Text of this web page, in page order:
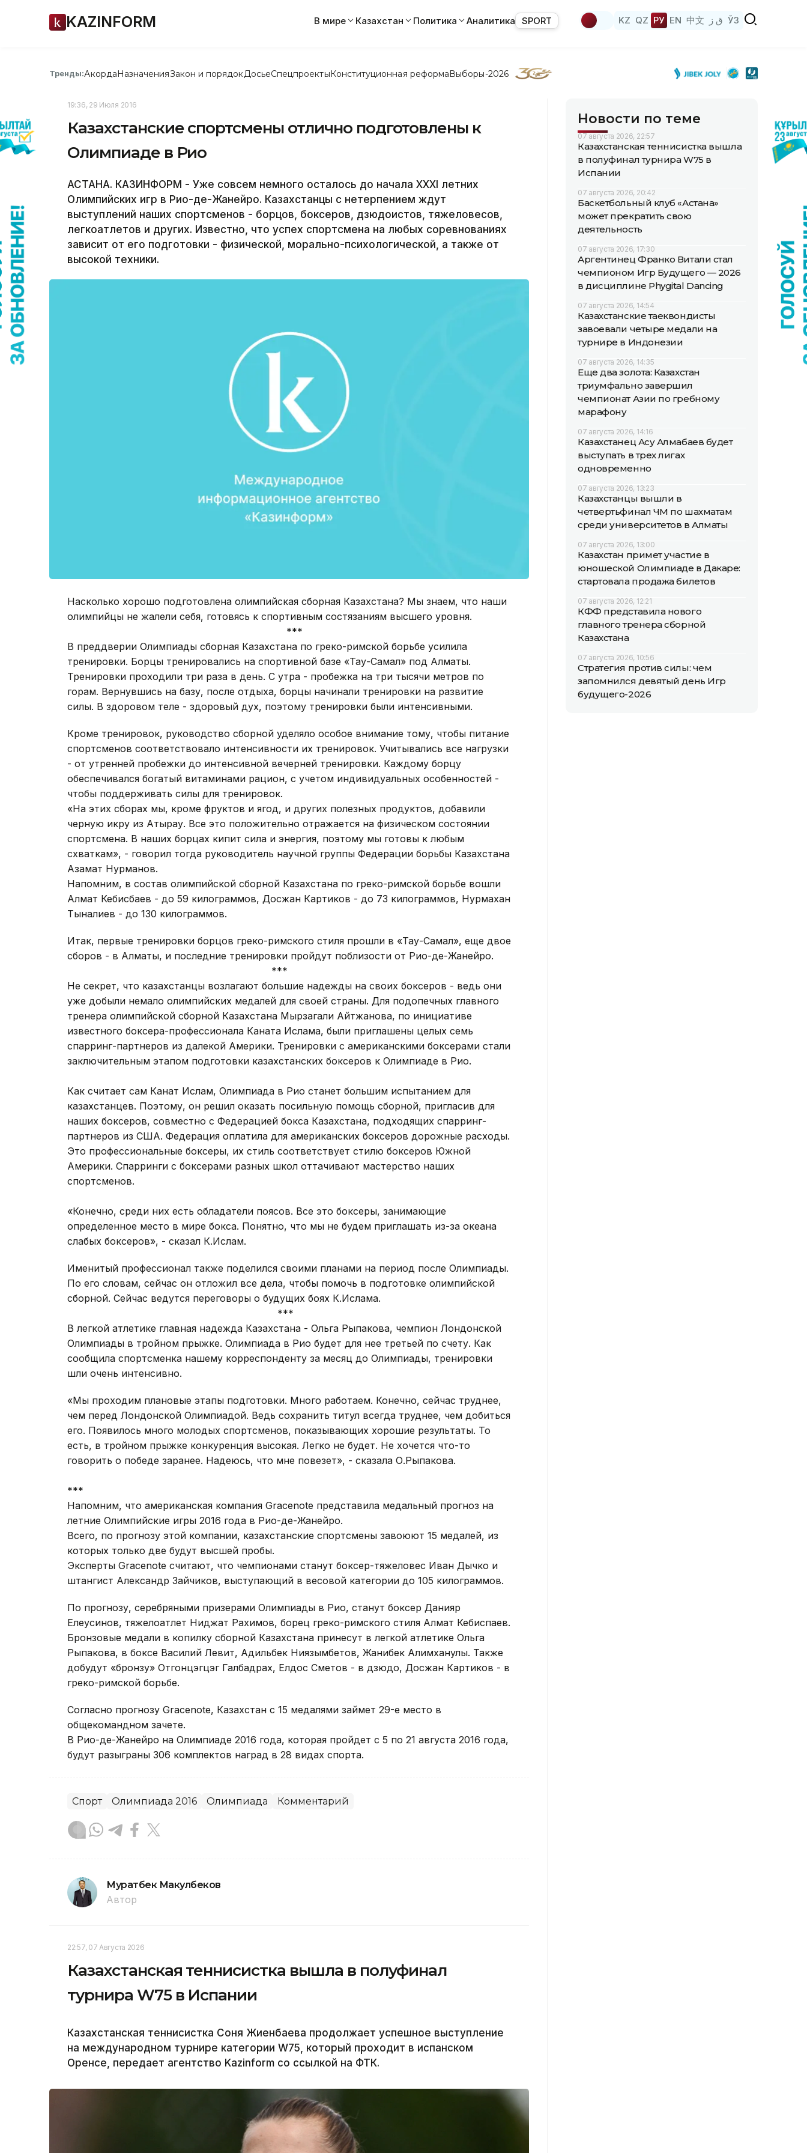
KAZINFORM В мире Казахстан Политика Аналитика SPORT KZ QZ РУ EN 中文 ق ز ЎЗ
Тренды:АкордаНазначенияЗакон и порядок ДосьеСпецпроектыКонституционная реформаВыборы-2026
19:36, 29 Июля 2016
Казахстанские спортсмены отлично подготовлены к
Олимпиаде в Рио
АСТАНА. КАЗИНФОРМ - Уже совсем немного осталось до начала XXXI летних
Олимпийских игр в Рио-де-Жанейро. Казахстанцы с нетерпением ждут
выступлений наших спортсменов - борцов, боксеров, дзюдоистов, тяжеловесов,
легкоатлетов и других. Известно, что успех спортсмена на любых соревнованиях
зависит от его подготовки - физической, морально-психологической, а также от
высокой техники.
Насколько хорошо подготовлена олимпийская сборная Казахстана? Мы знаем, что наши
олимпийцы не жалели себя, готовясь к спортивным состязаниям высшего уровня.
***
В преддверии Олимпиады сборная Казахстана по греко-римской борьбе усилила
тренировки. Борцы тренировались на спортивной базе «Тау-Самал» под Алматы.
Тренировки проходили три раза в день. С утра - пробежка на три тысячи метров по
горам. Вернувшись на базу, после отдыха, борцы начинали тренировки на развитие
силы. В здоровом теле - здоровый дух, поэтому тренировки были интенсивными.
Кроме тренировок, руководство сборной уделяло особое внимание тому, чтобы питание
спортсменов соответствовало интенсивности их тренировок. Учитывались все нагрузки
- от утренней пробежки до интенсивной вечерней тренировки. Каждому борцу
обеспечивался богатый витаминами рацион, с учетом индивидуальных особенностей -
чтобы поддерживать силы для тренировок.
«На этих сборах мы, кроме фруктов и ягод, и других полезных продуктов, добавили
черную икру из Атырау. Все это положительно отражается на физическом состоянии
спортсмена. В наших борцах кипит сила и энергия, поэтому мы готовы к любым
схваткам», - говорил тогда руководитель научной группы Федерации борьбы Казахстана
Азамат Нурманов.
Напомним, в состав олимпийской сборной Казахстана по греко-римской борьбе вошли
Алмат Кебисбаев - до 59 килограммов, Досжан Картиков - до 73 килограммов, Нурмахан
Тыналиев - до 130 килограммов.
Итак, первые тренировки борцов греко-римского стиля прошли в «Тау-Самал», еще двое
сборов - в Алматы, и последние тренировки пройдут поблизости от Рио-де-Жанейро.
***
Не секрет, что казахстанцы возлагают большие надежды на своих боксеров - ведь они
уже добыли немало олимпийских медалей для своей страны. Для подопечных главного
тренера олимпийской сборной Казахстана Мырзагали Айтжанова, по инициативе
известного боксера-профессионала Каната Ислама, были приглашены целых семь
спарринг-партнеров из далекой Америки. Тренировки с американскими боксерами стали
заключительным этапом подготовки казахстанских боксеров к Олимпиаде в Рио.
Как считает сам Канат Ислам, Олимпиада в Рио станет большим испытанием для
казахстанцев. Поэтому, он решил оказать посильную помощь сборной, пригласив для
наших боксеров, совместно с Федерацией бокса Казахстана, подходящих спарринг-
партнеров из США. Федерация оплатила для американских боксеров дорожные расходы.
Это профессиональные боксеры, их стиль соответствует стилю боксеров Южной
Америки. Спарринги с боксерами разных школ оттачивают мастерство наших
спортсменов.
«Конечно, среди них есть обладатели поясов. Все это боксеры, занимающие
определенное место в мире бокса. Понятно, что мы не будем приглашать из-за океана
слабых боксеров», - сказал К.Ислам.
Именитый профессионал также поделился своими планами на период после Олимпиады.
По его словам, сейчас он отложил все дела, чтобы помочь в подготовке олимпийской
сборной. Сейчас ведутся переговоры о будущих боях К.Ислама.
***
В легкой атлетике главная надежда Казахстана - Ольга Рыпакова, чемпион Лондонской
Олимпиады в тройном прыжке. Олимпиада в Рио будет для нее третьей по счету. Как
сообщила спортсменка нашему корреспонденту за месяц до Олимпиады, тренировки
шли очень интенсивно.
«Мы проходим плановые этапы подготовки. Много работаем. Конечно, сейчас труднее,
чем перед Лондонской Олимпиадой. Ведь сохранить титул всегда труднее, чем добиться
его. Появилось много молодых спортсменов, показывающих хорошие результаты. То
есть, в тройном прыжке конкуренция высокая. Легко не будет. Не хочется что-то
говорить о победе заранее. Надеюсь, что мне повезет», - сказала О.Рыпакова.
***
Напомним, что американская компания Gracenote представила медальный прогноз на
летние Олимпийские игры 2016 года в Рио-де-Жанейро.
Всего, по прогнозу этой компании, казахстанские спортсмены завоюют 15 медалей, из
которых только две будут высшей пробы.
Эксперты Gracenote считают, что чемпионами станут боксер-тяжеловес Иван Дычко и
штангист Александр Зайчиков, выступающий в весовой категории до 105 килограммов.
По прогнозу, серебряными призерами Олимпиады в Рио, станут боксер Данияр
Елеусинов, тяжелоатлет Ниджат Рахимов, борец греко-римского стиля Алмат Кебиспаев.
Бронзовые медали в копилку сборной Казахстана принесут в легкой атлетике Ольга
Рыпакова, в боксе Василий Левит, Адильбек Ниязымбетов, Жанибек Алимханулы. Также
добудут «бронзу» Отгонцэгцэг Галбадрах, Елдос Сметов - в дзюдо, Досжан Картиков - в
греко-римской борьбе.
Согласно прогнозу Gracenote, Казахстан с 15 медалями займет 29-е место в
общекомандном зачете.
В Рио-де-Жанейро на Олимпиаде 2016 года, которая пройдет с 5 по 21 августа 2016 года,
будут разыграны 306 комплектов наград в 28 видах спорта.
Спорт Олимпиада 2016 Олимпиада Комментарий
Муратбек Макулбеков
Автор
22:57, 07 Августа 2026
Казахстанская теннисистка вышла в полуфинал
турнира W75 в Испании
Казахстанская теннисистка Соня Жиенбаева продолжает успешное выступление
на международном турнире категории W75, который проходит в испанском
Оренсе, передает агентство Kazinform со ссылкой на ФТК.
Новости по теме
07 августа 2026, 22:57
Казахстанская теннисистка вышла
в полуфинал турнира W75 в
Испании
07 августа 2026, 20:42
Баскетбольный клуб «Астана»
может прекратить свою
деятельность
07 августа 2026, 17:30
Аргентинец Франко Витали стал
чемпионом Игр Будущего — 2026
в дисциплине Phygital Dancing
07 августа 2026, 14:54
Казахстанские таеквондисты
завоевали четыре медали на
турнире в Индонезии
07 августа 2026, 14:35
Еще два золота: Казахстан
триумфально завершил
чемпионат Азии по гребному
марафону
07 августа 2026, 14:16
Казахстанец Асу Алмабаев будет
выступать в трех лигах
одновременно
07 августа 2026, 13:23
Казахстанцы вышли в
четвертьфинал ЧМ по шахматам
среди университетов в Алматы
07 августа 2026, 13:00
Казахстан примет участие в
юношеской Олимпиаде в Дакаре:
стартовала продажа билетов
07 августа 2026, 12:21
КФФ представила нового
главного тренера сборной
Казахстана
07 августа 2026, 10:56
Стратегия против силы: чем
запомнился девятый день Игр
будущего-2026